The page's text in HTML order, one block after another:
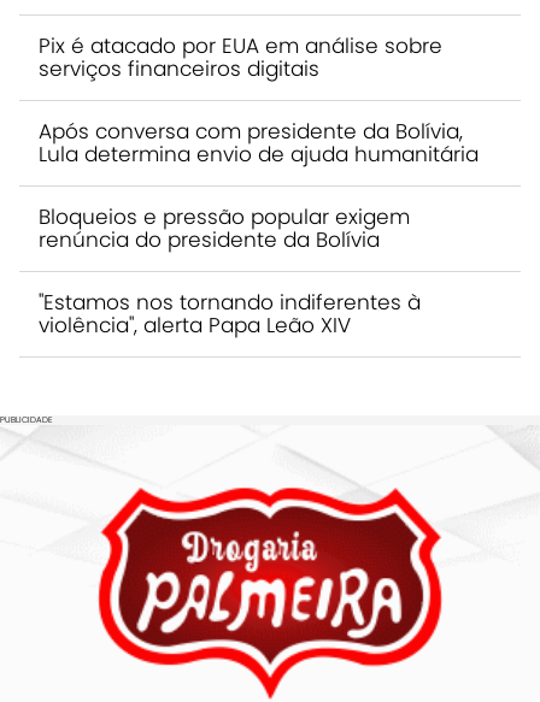
Pix é atacado por EUA em análise sobre
serviços financeiros digitais
Após conversa com presidente da Bolívia,
Lula determina envio de ajuda humanitária
Bloqueios e pressão popular exigem
renúncia do presidente da Bolívia
"Estamos nos tornando indiferentes à
violência", alerta Papa Leão XIV
PUBLICIDADE